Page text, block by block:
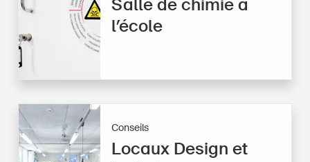
Salle de chimie à
l’école
Conseils
Locaux Design et